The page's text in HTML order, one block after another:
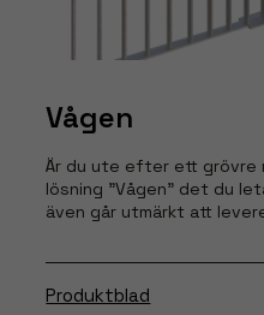
Vågen
Är du ute efter ett grövre
lösning ”Vågen” det du
även går utmärkt att
Produktblad